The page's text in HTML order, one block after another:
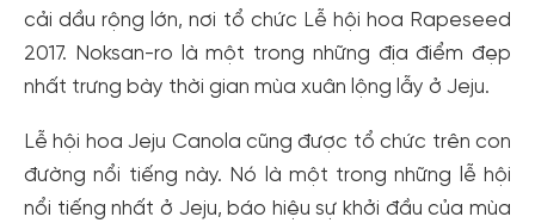
cải dầu rộng lớn, nơi tổ chức Lễ hội hoa Rapeseed
2017. Noksan-ro là một trong những địa điểm đẹp
nhất trưng bày thời gian mùa xuân lộng lẫy ở Jeju.
Lễ hội hoa Jeju Canola cũng được tổ chức trên con
đường nổi tiếng này. Nó là một trong những lễ hội
nổi tiếng nhất ở Jeju, báo hiệu sự khởi đầu của mùa
Tạo tài khoản nhanh - nhận nhiều ưu
đãi!